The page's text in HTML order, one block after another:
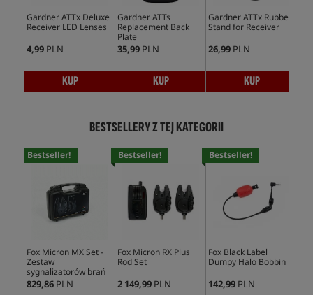
Gardner ATTx Deluxe
Receiver LED Lenses
4,99 PLN
KUP
Gardner ATTs
Replacement Back
Plate
35,99 PLN
KUP
Gardner ATTx Rubber
Stand for Receiver
26,99 PLN
KUP
BESTSELLERY Z TEJ KATEGORII
Bestseller!
Fox Micron MX Set -
Zestaw
sygnalizatorów brań
829,86 PLN
Bestseller!
Fox Micron RX Plus
Rod Set
2 149,99 PLN
Bestseller!
Fox Black Label
Dumpy Halo Bobbin
142,99 PLN